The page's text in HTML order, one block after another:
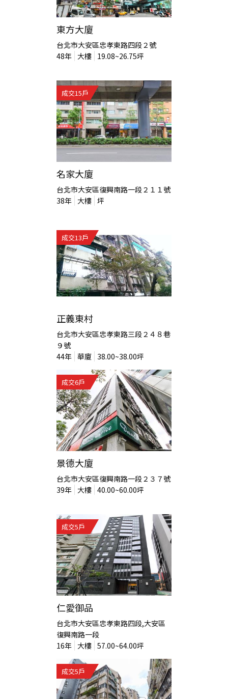
東方大廈
台北市大安區忠孝東路四段２號
48年 大樓 19.08~26.75坪
成交15戶
名家大廈
台北市大安區復興南路一段２１１號
38年 大樓 坪
成交13戶
正義東村
台北市大安區忠孝東路三段２４８巷
９號
44年 華廈 38.00~38.00坪
成交6戶
景德大廈
台北市大安區復興南路一段２３７號
39年 大樓 40.00~60.00坪
成交5戶
仁愛御品
台北市大安區忠孝東路四段,大安區
復興南路一段
16年 大樓 57.00~64.00坪
成交5戶